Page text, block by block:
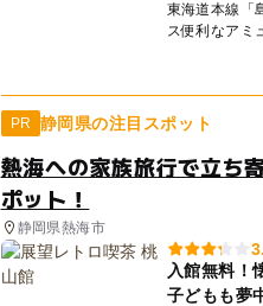
東海道本線「
ス便利なア
PR 静岡県の注目スポット
熱海への家族旅行で立ち
ポット！
静岡県熱海市
入館無料！
子どもも夢